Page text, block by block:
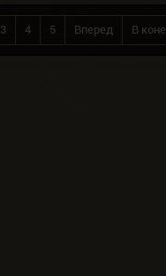
3 4 5 Вперед В